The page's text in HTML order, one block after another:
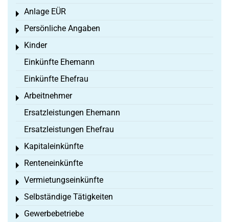
Anlage EÜR
Toggle menu
Persönliche Angaben
Toggle menu
Kinder
Toggle menu
Einkünfte Ehemann
Einkünfte Ehefrau
Arbeitnehmer
Toggle menu
Ersatzleistungen Ehemann
Ersatzleistungen Ehefrau
Kapitaleinkünfte
Toggle menu
Renteneinkünfte
Toggle menu
Vermietungseinkünfte
Toggle menu
Selbständige Tätigkeiten
Toggle menu
Gewerbebetriebe
Toggle menu